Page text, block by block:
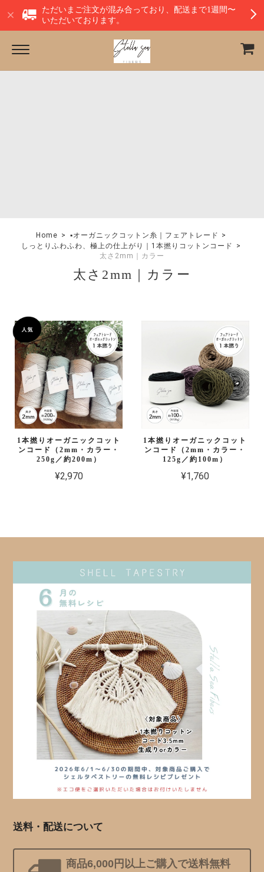
ただいまご注文が混み合っており、配送まで1週間〜
いただいております。
Home
▪︎オーガニックコットン糸｜フェアトレード
しっとりふわふわ、極上の仕上がり｜1本撚りコットンコード
太さ2mm｜カラー
太さ2mm｜カラー
1本撚りオーガニックコット
ンコード（2mm・カラー・
250g／約200m）
¥2,970
1本撚りオーガニックコット
ンコード（2mm・カラー・
125g／約100m）
¥1,760
送料・配送について
商品6,000円以上ご購入で送料無料